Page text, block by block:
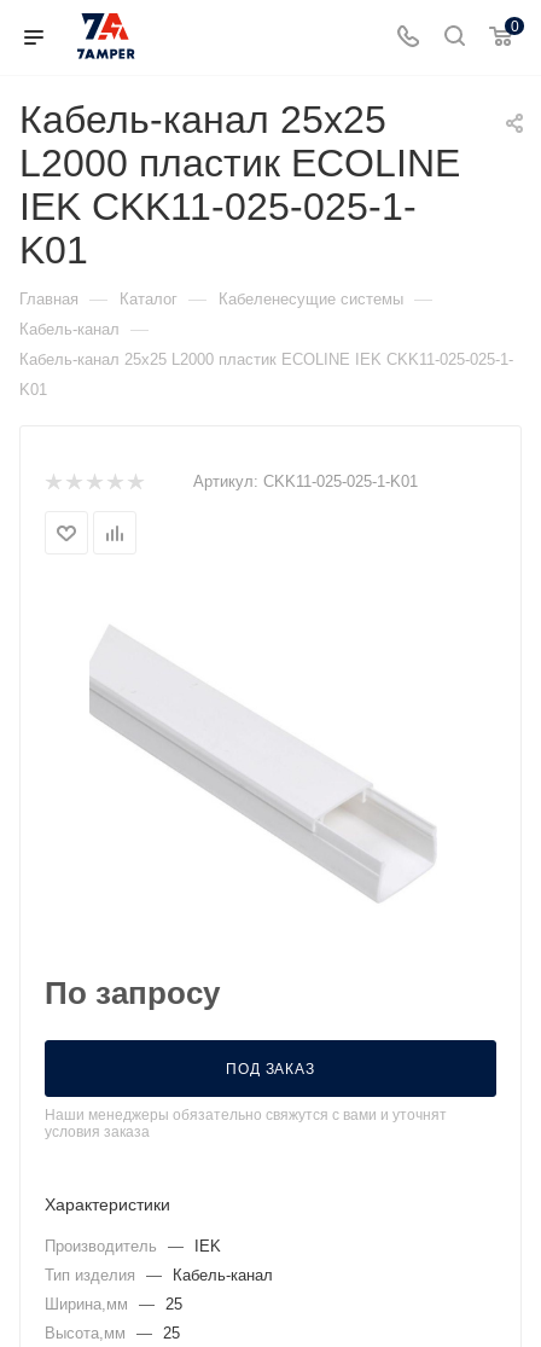
0
Кабель-канал 25х25
L2000 пластик ECOLINE
IEK CKK11-025-025-1-
K01
Главная — Каталог — Кабеленесущие системы —
Кабель-канал —
Кабель-канал 25х25 L2000 пластик ECOLINE IEK CKK11-025-025-1-
K01
Артикул: CKK11-025-025-1-K01
По запросу
ПОД ЗАКАЗ
Наши менеджеры обязательно свяжутся с вами и уточнят
условия заказа
Характеристики
Производитель —
IEK
Тип изделия
—
Кабель-канал
Ширина,мм
— 25
Высота,мм
— 25